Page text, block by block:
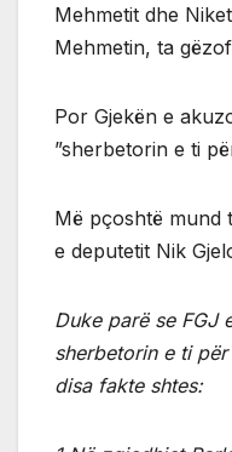
Mehmetit dhe
Mehmetin, ta
Por Gjekën e
”sherbetorin e ti
Më pçoshtë mund
e deputetit Nik
Duke parë se FGJ
sherbetorin e ti
disa fakte shtes: